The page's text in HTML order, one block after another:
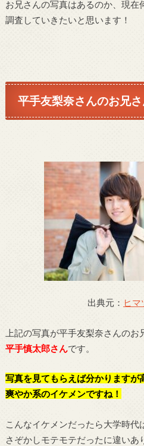
お兄さんの写真はあるのか、現在
調査していきたいと思います！
平手友梨奈さんのお兄
出典元： ヒマ
上記の写真が平手友梨奈さんのお
平手慎太郎さんです。
写真を見てもらえば分かりますが
爽やか系のイケメンですね！
こんなイケメンだったら大学時代
さぞかしモテモテだったに違いあ